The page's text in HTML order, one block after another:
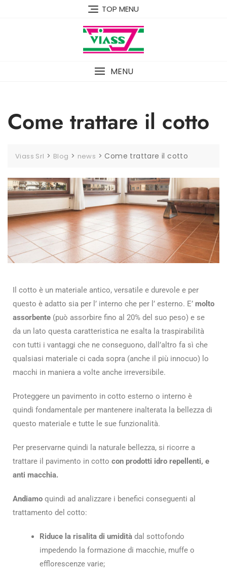
TOP MENU
MENU
Come trattare il cotto
Viass Srl > Blog > news >Come trattare il cotto
Il cotto è un materiale antico, versatile e durevole e per
questo è adatto sia per l’ interno che per l’ esterno. E’ molto
assorbente (può assorbire fino al 20% del suo peso) e se
da un lato questa caratteristica ne esalta la traspirabilità
con tutti i vantaggi che ne conseguono, dall’altro fa sì che
qualsiasi materiale ci cada sopra (anche il più innocuo) lo
macchi in maniera a volte anche irreversibile.
Proteggere un pavimento in cotto esterno o interno è
quindi fondamentale per mantenere inalterata la bellezza di
questo materiale e tutte le sue funzionalità.
Per preservarne quindi la naturale bellezza, si ricorre a
trattare il pavimento in cotto con prodotti idro repellenti, e
anti macchia.
Andiamo quindi ad analizzare i benefici conseguenti al
trattamento del cotto:
Riduce la risalita di umiditàdal sottofondo
impedendo la formazione di macchie, muffe o
efflorescenze varie;